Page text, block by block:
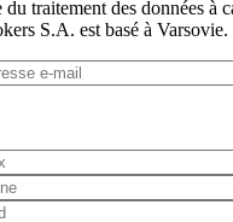
traitement des données à
S.A. est basé à Varsovie.